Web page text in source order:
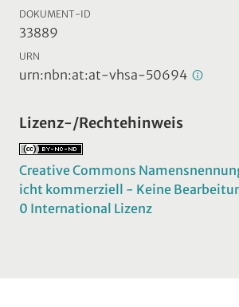
DOKUMENT-ID
33889
URN
urn:nbn:at:at-vhsa-50694
Lizenz-/Rechtehinweis
Creative Commons
icht kommerziell - Keine
0 International Lizenz